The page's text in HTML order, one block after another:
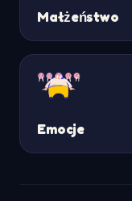
Małżeństwo
Emocje